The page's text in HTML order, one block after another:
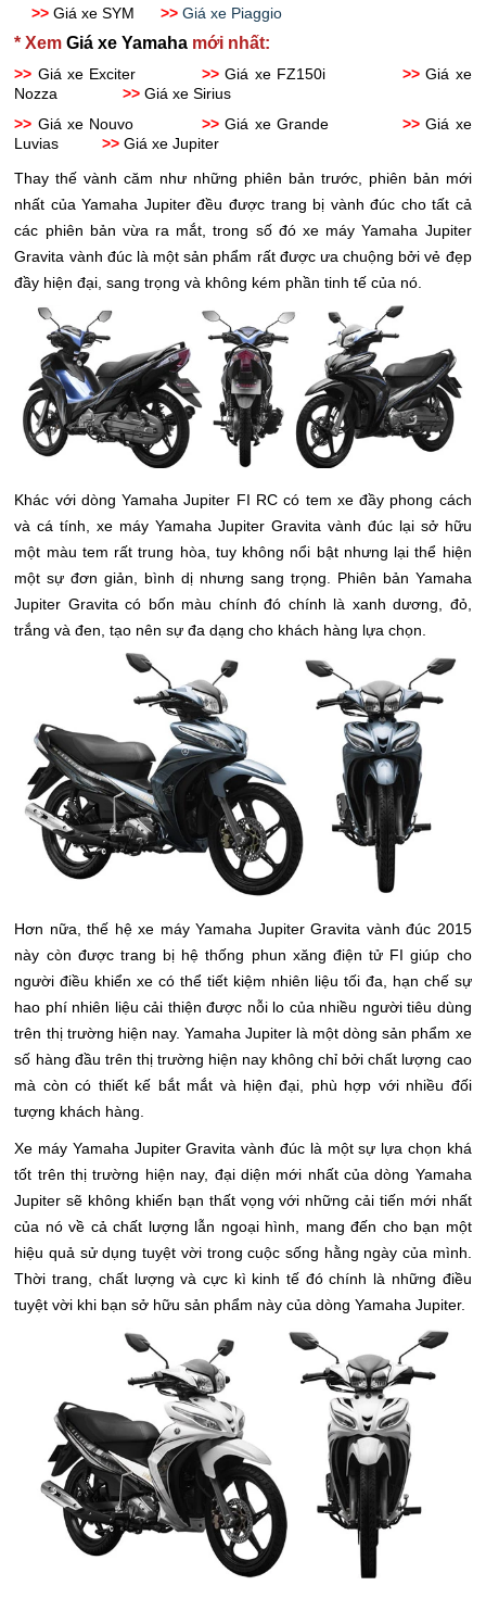
>> Giá xe SYM>> Giá xe Piaggio
* XemGiá xe Yamaha mới nhất:
>> Giá xe Exciter >>Giá xe FZ150i >> Giá xe
Nozza
>> Giá xe Sirius
>> Giá xe Nouvo >> Giá xe Grande >> Giá xe
Luvias
>> Giá xe Jupiter
Thay thế vành căm như những phiên bản trước, phiên bản mới
nhất của Yamaha Jupiter đều được trang bị vành đúc cho tất cả
các phiên bản vừa ra mắt, trong số đó xe máy Yamaha Jupiter
Gravita vành đúc là một sản phẩm rất được ưa chuộng bởi vẻ đẹp
đầy hiện đại, sang trọng và không kém phần tinh tế của nó.
Khác với dòng Yamaha Jupiter FI RC có tem xe đầy phong cách
và cá tính, xe máy Yamaha Jupiter Gravita vành đúc lại sở hữu
một màu tem rất trung hòa, tuy không nổi bật nhưng lại thể hiện
một sự đơn giản, bình dị nhưng sang trọng. Phiên bản Yamaha
Jupiter Gravita có bốn màu chính đó chính là xanh dương, đỏ,
trắng và đen, tạo nên sự đa dạng cho khách hàng lựa chọn.
Hơn nữa, thế hệ xe máy Yamaha Jupiter Gravita vành đúc 2015
này còn được trang bị hệ thống phun xăng điện tử FI giúp cho
người điều khiển xe có thể tiết kiệm nhiên liệu tối đa, hạn chế sự
hao phí nhiên liệu cải thiện được nỗi lo của nhiều người tiêu dùng
trên thị trường hiện nay. Yamaha Jupiter là một dòng sản phẩm xe
số hàng đầu trên thị trường hiện nay không chỉ bởi chất lượng cao
mà còn có thiết kế bắt mắt và hiện đại, phù hợp với nhiều đối
tượng khách hàng.
Xe máy Yamaha Jupiter Gravita vành đúc là một sự lựa chọn khá
tốt trên thị trường hiện nay, đại diện mới nhất của dòng Yamaha
Jupiter sẽ không khiến bạn thất vọng với những cải tiến mới nhất
của nó về cả chất lượng lẫn ngoại hình, mang đến cho bạn một
hiệu quả sử dụng tuyệt vời trong cuộc sống hằng ngày của mình.
Thời trang, chất lượng và cực kì kinh tế đó chính là những điều
tuyệt vời khi bạn sở hữu sản phẩm này của dòng Yamaha Jupiter.